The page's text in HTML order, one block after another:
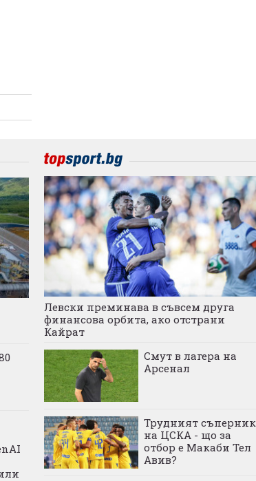
Левски преминава в съвсем друга
финансова орбита, ако отстрани
Кайрат
Смут в лагера на
Арсенал
Трудният съперник
на ЦСКА - що за
отбор е Макаби Тел
Авив?